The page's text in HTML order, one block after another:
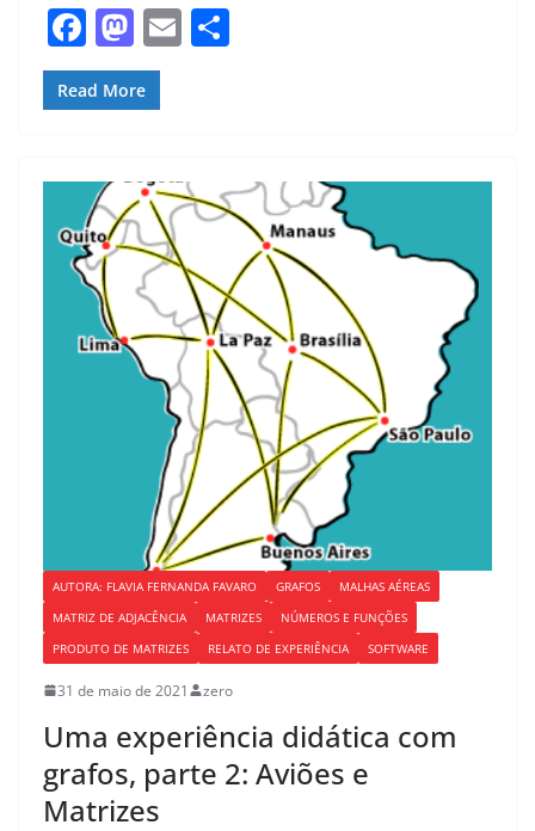
F
a
c
b
o
o
k
M
a
st
d
o
n
E
Read More
AUTORA: FLAVIA FERNANDA FAVARO GRAFOS
MALHAS AÉREAS
MATRIZ DE ADJACÊNCIA
MATRIZES
NÚMEROS E FUNÇÕES
PRODUTO DE MATRIZES
RELATO DE EXPERIÊNCIA SOFTWARE
31 de maio de 2021 zero
Uma experiência didática com
grafos, parte 2: Aviões e
Matrizes